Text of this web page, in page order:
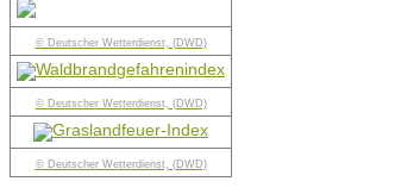
© Deutscher Wetterdienst, (DWD)
© Deutscher Wetterdienst, (DWD)
© Deutscher Wetterdienst, (DWD)